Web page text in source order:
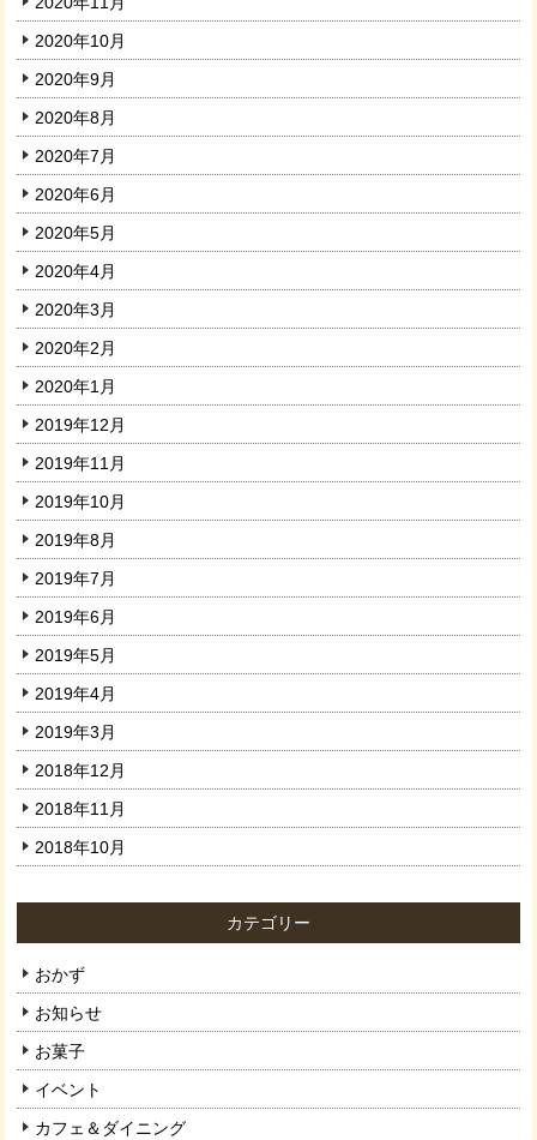
2020年10月
2020年9月
2020年8月
2020年7月
2020年6月
2020年5月
2020年4月
2020年3月
2020年2月
2020年1月
2019年12月
2019年11月
2019年10月
2019年8月
2019年7月
2019年6月
2019年5月
2019年4月
2019年3月
2018年12月
2018年11月
2018年10月
カテゴリー
おかず
お知らせ
お菓子
イベント
カフェ＆ダイニング